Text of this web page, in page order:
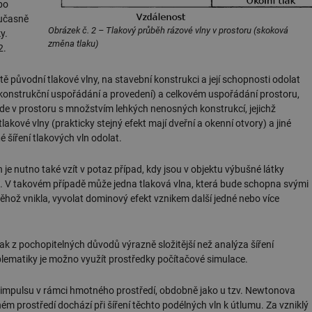
Obrázek č. 2 – Tlakový průběh rázové vlny v prostoru (skoková
změna tlaku)
původní tlakové vlny, na stavební konstrukci a její schopnosti odolat
uspořádání a provedení) a celkovém uspořádání prostoru,
v prostoru s množstvím lehkých nenosných konstrukcí, jejichž
vlny (prakticky stejný efekt mají dveřní a okenní otvory) a jiné
šíření tlakových vln odolat.
nutno také vzít v potaz případ, kdy jsou v objektu výbušné látky
takovém případě může jedna tlaková vlna, která bude schopna svými
vnikla, vyvolat dominový efekt vznikem další jedné nebo více
z pochopitelných důvodů výrazně složitější než analýza šíření
je možno využít prostředky počítačové simulace.
v rámci hmotného prostředí, obdobně jako u tzv. Newtonova
prostředí dochází při šíření těchto podélných vln k útlumu. Za vzniklý
info.cz
Zavřením
prohlížeče
Slouží k přihlášení pomocí Google
konference.tzb-
Hotjar Ltd
29 minut
59 sekund
Soubor cookie je nastaven tak, aby
začátek cesty uživatele pro celkový počet
žádné identifikovatelné informace.
info.cz
10 let Tento soubor cookie se používá k
Hotjar Ltd
info.cz
definovaného denním limitem relace
Airtable
.tzb-info.cz
2 měsíce 4
týdny
Tento soubor cookie se používá ke
interakcí a výkonu v rámci vložených
usnadnění uživatelských preferencí a
info.cz
stavba.tzb-
10 let Tento soubor cookie se používá k
Hotjar Ltd
.tzb-info.cz
29 minut
59 sekund
Soubor cookie je nastaven tak, aby
začátek cesty uživatele pro celkový počet